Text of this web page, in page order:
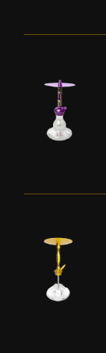
ADD TO
CART
/
DETALLES
ADD TO
CART
/
DETALLES